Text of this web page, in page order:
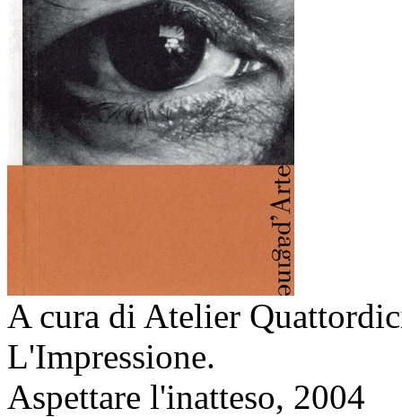
A cura di Atelier
L'Impressione.
Aspettare l'inatteso, 2004